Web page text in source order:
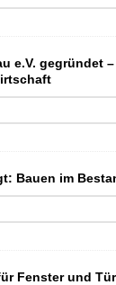
e.V. gegründet
Bauen im
Fenster und